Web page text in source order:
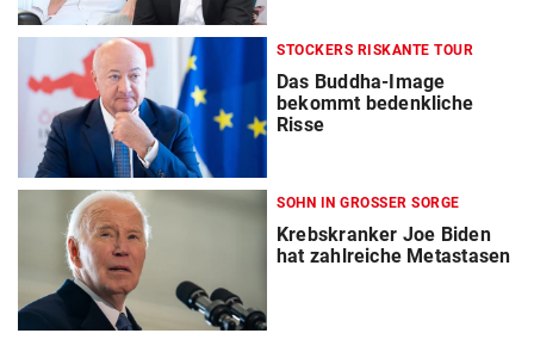
STOCKERS RISKANTE TOUR
Das Buddha-Image
bekommt bedenkliche
Risse
SOHN IN GROSSER SORGE
Krebskranker Joe Biden
hat zahlreiche Metastasen